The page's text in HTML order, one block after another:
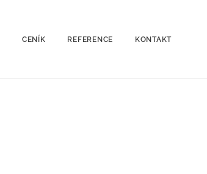
CENÍK REFERENCE KONTAKT